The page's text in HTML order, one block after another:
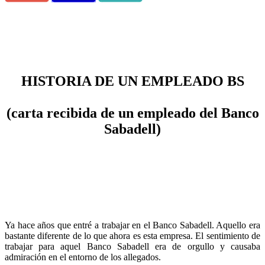
HISTORIA DE UN EMPLEADO BS
(carta recibida de un empleado del Banco
Sabadell)
Ya hace años que entré a trabajar en el Banco Sabadell. Aquello era
bastante diferente de lo que ahora es esta empresa. El sentimiento de
trabajar para aquel Banco Sabadell era de orgullo y causaba
admiración en el entorno de los allegados.